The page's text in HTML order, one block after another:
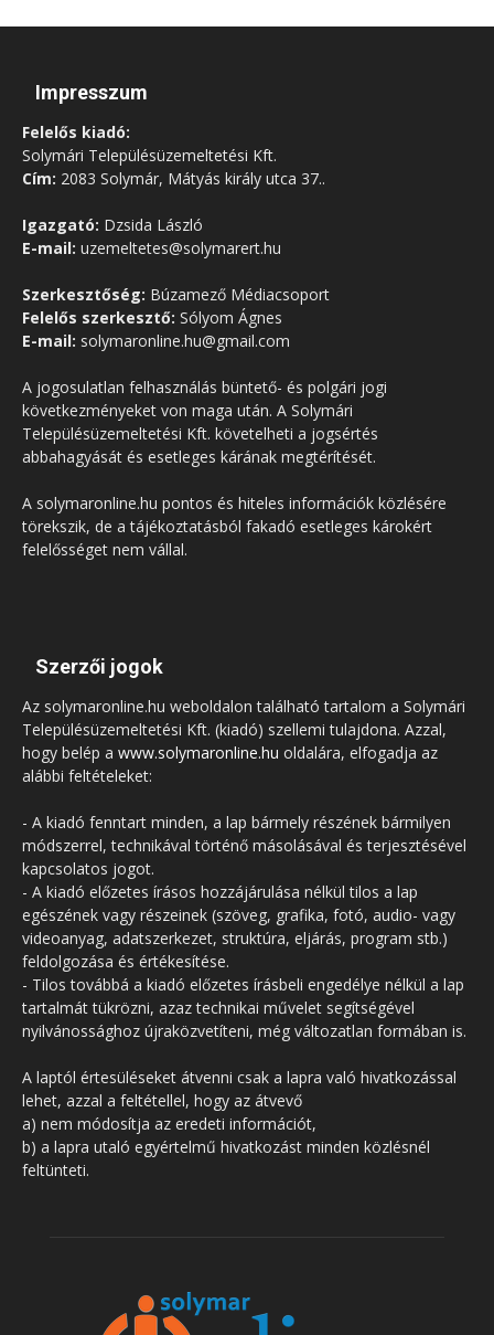
Impresszum
Felelős kiadó:
Solymári Településüzemeltetési Kft.
Cím: 2083 Solymár, Mátyás király utca 37..
Igazgató: Dzsida László
E-mail: uzemeltetes@solymarert.hu
Szerkesztőség: Búzamező Médiacsoport
Felelős szerkesztő: Sólyom Ágnes
E-mail: solymaronline.hu@gmail.com
A jogosulatlan felhasználás büntető- és polgári jogi
következményeket von maga után. A Solymári
Településüzemeltetési Kft. követelheti a jogsértés
abbahagyását és esetleges kárának megtérítését.
A solymaronline.hu pontos és hiteles információk közlésére
törekszik, de a tájékoztatásból fakadó esetleges károkért
felelősséget nem vállal.
Szerzői jogok
Az solymaronline.hu weboldalon található tartalom a Solymári
Településüzemeltetési Kft. (kiadó) szellemi tulajdona. Azzal,
hogy belép a www.solymaronline.hu oldalára, elfogadja az
alábbi feltételeket:
- A kiadó fenntart minden, a lap bármely részének bármilyen
módszerrel, technikával történő másolásával és terjesztésével
kapcsolatos jogot.
- A kiadó előzetes írásos hozzájárulása nélkül tilos a lap
egészének vagy részeinek (szöveg, grafika, fotó, audio- vagy
videoanyag, adatszerkezet, struktúra, eljárás, program stb.)
feldolgozása és értékesítése.
- Tilos továbbá a kiadó előzetes írásbeli engedélye nélkül a lap
tartalmát tükrözni, azaz technikai művelet segítségével
nyilvánossághoz újraközvetíteni, még változatlan formában is.
A laptól értesüléseket átvenni csak a lapra való hivatkozással
lehet, azzal a feltétellel, hogy az átvevő
a) nem módosítja az eredeti információt,
b) a lapra utaló egyértelmű hivatkozást minden közlésnél
feltünteti.